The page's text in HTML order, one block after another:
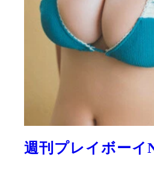
週刊プレイボーイ